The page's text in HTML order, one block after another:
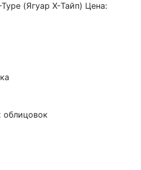
(Ягуар X-Тайп) Цена:
облицовок